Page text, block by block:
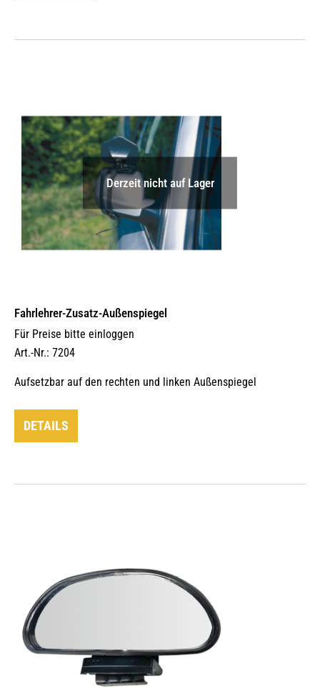
Derzeit nicht auf Lager
Fahrlehrer-Zusatz-Außen­spiegel
Für Preise bitte einloggen
Art.-Nr.: 7204
Aufsetzbar auf den rechten und linken Außenspiegel
DETAILS